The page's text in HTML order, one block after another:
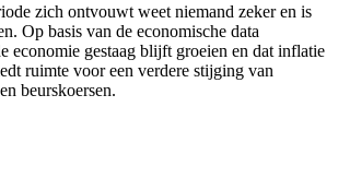
zich ontvouwt weet niemand zeker en is
Op basis van de economische data
economie gestaag blijft groeien en dat inflatie
ruimte voor een verdere stijging van
beurskoersen.